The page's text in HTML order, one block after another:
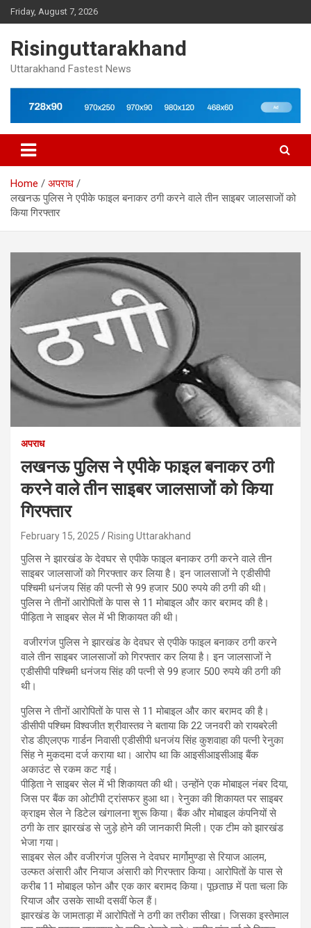
Skip
to
Friday, August 7, 2026
Risinguttarakhand
Uttarakhand Fastest News
Home
अपराध
लखनऊ पुलिस ने एपीके फाइल बनाकर ठगी करने वाले तीन साइबर जालसाजों को
किया गिरफ्तार
अपराध
लखनऊ पुलिस ने एपीके फाइल बनाकर ठगी
करने वाले तीन साइबर जालसाजों को किया
गिरफ्तार
February 15, 2025 Rising Uttarakhand
पुलिस ने झारखंड के देवघर से एपीके फाइल बनाकर ठगी करने वाले तीन
साइबर जालसाजों को गिरफ्तार कर ल‍िया है। इन जालसाजों ने एडीसीपी
पश्चिमी धनंजय सिंह की पत्नी से 99 हजार 500 रुपये की ठगी की थी।
पुल‍िस ने तीनों आरोपितों के पास से 11 मोबाइल और कार बरामद की है।
पीड़िता ने साइबर सेल में भी शिकायत की थी।
वजीरगंज पुलिस ने झारखंड के देवघर से एपीके फाइल बनाकर ठगी करने
वाले तीन साइबर जालसाजों को गिरफ्तार कर ल‍िया है। इन जालसाजों ने
एडीसीपी पश्चिमी धनंजय सिंह की पत्नी से 99 हजार 500 रुपये की ठगी की
थी।
पुल‍िस ने तीनों आरोपितों के पास से 11 मोबाइल और कार बरामद की है।
डीसीपी पश्चिम विश्वजीत श्रीवास्तव ने बताया कि 22 जनवरी को रायबरेली
रोड डीएलएफ गार्डन निवासी एडीसीपी धनजंय सिंह कुशवाहा की पत्नी रेनुका
सिंह ने मुकदमा दर्ज कराया था। आरोप था कि आइसीआइसीआइ बैंक
अकाउंट से रकम कट गई।
पीड़िता ने साइबर सेल में भी शिकायत की थी। उन्होंने एक मोबाइल नंबर दिया,
जिस पर बैंक का ओटीपी ट्रांसफर हुआ था। रेनुका की शिकायत पर साइबर
क्राइम सेल ने डिटेल खंगालना शुरू किया। बैंक और मोबाइल कंपनियों से
ठगी के तार झारखंड से जुड़े होने की जानकारी मिली। एक टीम को झारखंड
भेजा गया।
साइबर सेल और वजीरगंज पुलिस ने देवघर मार्गोमुण्डा से रियाज आलम,
उल्फत अंसारी और नियाज अंसारी को गिरफ्तार किया। आरोपितों के पास से
करीब 11 मोबाइल फोन और एक कार बरामद किया। पूछताछ में पता चला कि
रियाज और उसके साथी दसवीं फेल हैं।
झारखंड के जामताड़ा में आरोपितों ने ठगी का तरीका सीखा। जिसका इस्तेमाल